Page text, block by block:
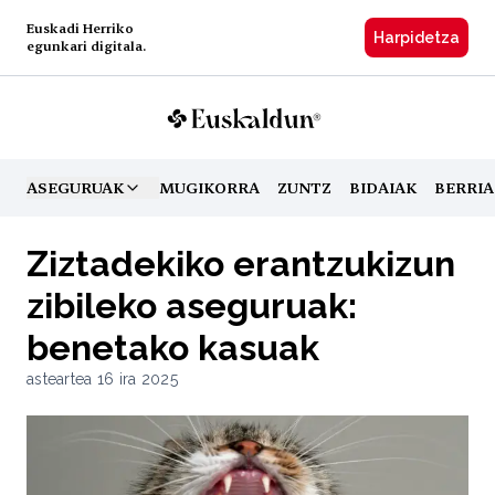
Euskadi Herriko
egunkari digitala.
Harpidetzа
ASEGURUAK
TOGGLE MENU MUGIKORRA ZUNTZ BIDAIAK
Ziztadekiko erantzukizun
zibileko aseguruak:
benetako kasuak
asteartea 16 ira 2025